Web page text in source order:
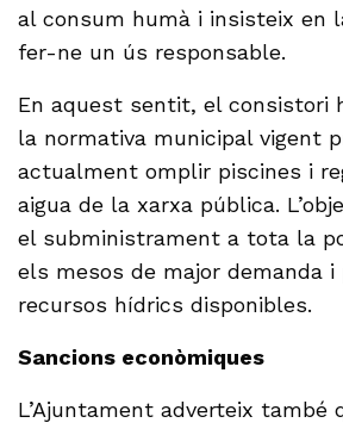
al consum humà i insisteix en
fer-ne un ús responsable.
En aquest sentit, el consistori
la normativa municipal vigent
actualment omplir piscines i
aigua de la xarxa pública.
el subministrament a tota la
els mesos de major demanda i
recursos hídrics disponibles.
Sancions econòmiques
L’Ajuntament adverteix també